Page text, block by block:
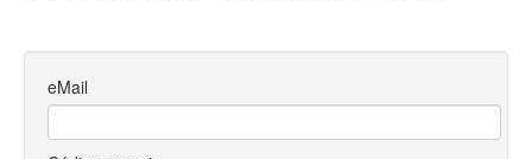
eMail